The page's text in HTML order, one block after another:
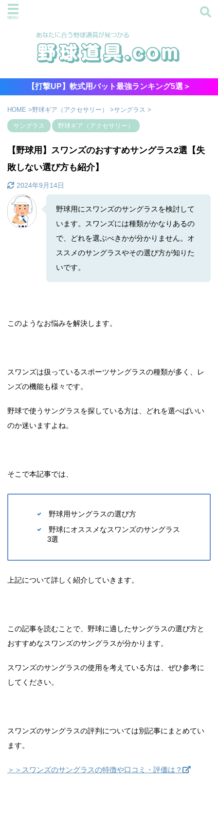
【打撃UP】軟式用バット最強ランキング5選＞
HOME >野球ギア（アクセサリー） >サングラス >
サングラス 野球ギア（アクセサリー）
【野球用】スワンズのおすすめサングラス2選【失
敗しない選び方も紹介】
2024年9月14日
野球用にスワンズのサングラスを検討して
います。スワンズには種類がかなりあるの
で、どれを選ぶべきかが分かりません。オ
ススメのサングラスやその選び方が知りた
いです。
このようなお悩みを解決します。
スワンズは扱っているスポーツサングラスの種類が多く、レ
ンズの機能も様々です。
野球で使うサングラスを探している方は、どれを選べばいい
のか迷いますよね。
そこで本記事では、
野球用サングラスの選び方
野球にオススメなスワンズのサングラス
3選
上記について詳しく紹介していきます。
この記事を読むことで、野球に適したサングラスの選び方と
おすすめなスワンズのサングラスが分かります。
スワンズのサングラスの使用を考えている方は、ぜひ参考に
してください。
スワンズのサングラスの評判については別記事にまとめてい
ます。
＞＞スワンズのサングラスの特徴や口コミ・評価は？